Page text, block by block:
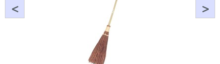
< >